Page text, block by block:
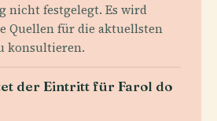
nicht festgelegt. Es wird
Quellen für die aktuellsten
konsultieren.
der Eintritt für Farol do